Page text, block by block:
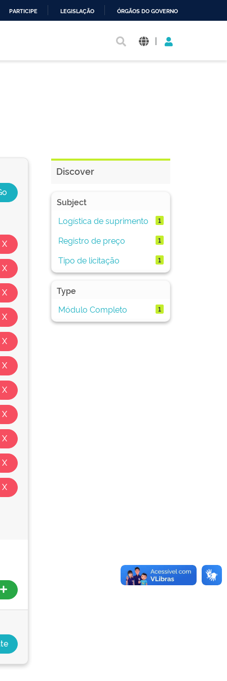
PARTICIPE LEGISLAÇÃO ÓRGÃOS DO GOVERNO
|
Discover
Subject
Logística de suprimento
1
Registro de preço 1
Tipo de licitação 1
Type
Módulo Completo
1